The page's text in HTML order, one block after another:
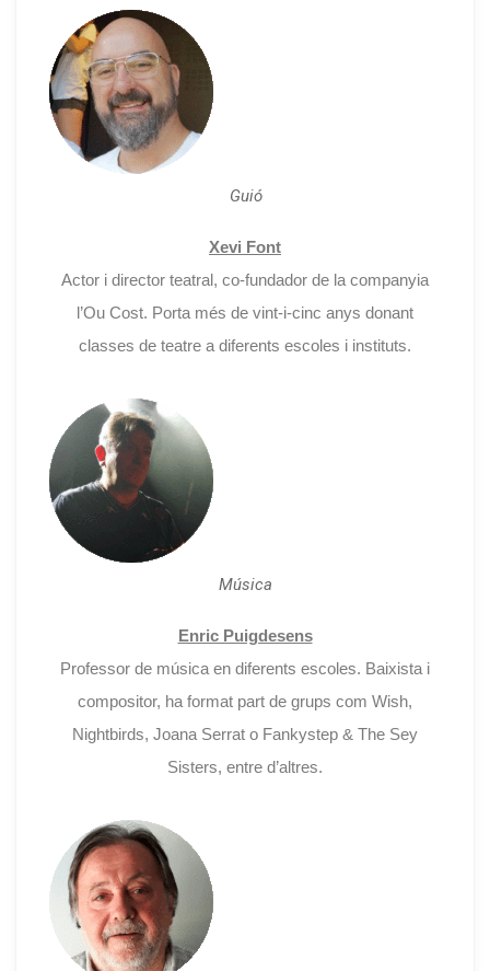
Guió
Xevi Font
Actor i director teatral, co-fundador de la companyia
l’Ou Cost. Porta més de vint-i-cinc anys donant
classes de teatre a diferents escoles i instituts.
Música
Enric Puigdesens
Professor de música en diferents escoles. Baixista i
compositor, ha format part de grups com Wish,
Nightbirds, Joana Serrat o Fankystep & The Sey
Sisters, entre d’altres.